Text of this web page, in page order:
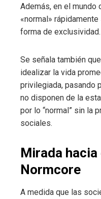
Además, en el mundo
«normal»
forma de exclusividad.
Se señala también
idealizar la vida
privilegiada, pasando
no disponen de la
por lo “normal” sin la
sociales.
Mirada
Normcore
A medida que las